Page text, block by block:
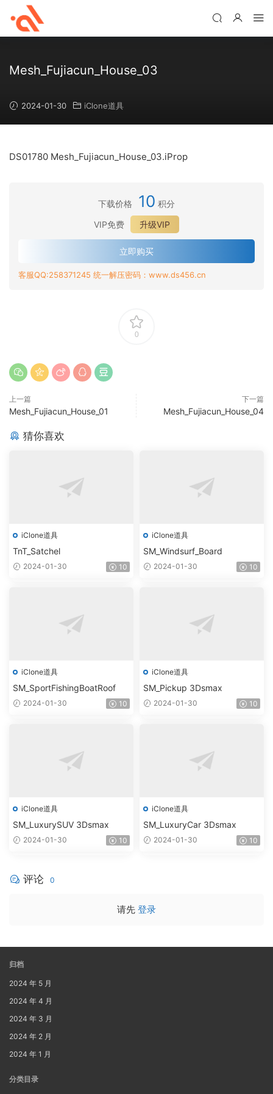
Mesh_Fujiacun_House_03
2024-01-30 iClone道具
DS01780 Mesh_Fujiacun_House_03.iProp
下载价格 10 积分
VIP免费
升级VIP
立即购买
客服QQ:258371245 统一解压密码：www.ds456.cn
0
上一篇
Mesh_Fujiacun_House_01
下一篇
Mesh_Fujiacun_House_04
猜你喜欢
iClone道具
TnT_Satchel
2024-01-30 10
iClone道具
SM_Windsurf_Board
2024-01-30 10
iClone道具
SM_SportFishingBoatRoof
2024-01-30 10
iClone道具
SM_Pickup 3Dsmax
2024-01-30 10
iClone道具
SM_LuxurySUV 3Dsmax
2024-01-30 10
iClone道具
SM_LuxuryCar 3Dsmax
2024-01-30 10
评论 0
请先 登录
归档
2024 年 5 月
2024 年 4 月
2024 年 3 月
2024 年 2 月
2024 年 1 月
分类目录